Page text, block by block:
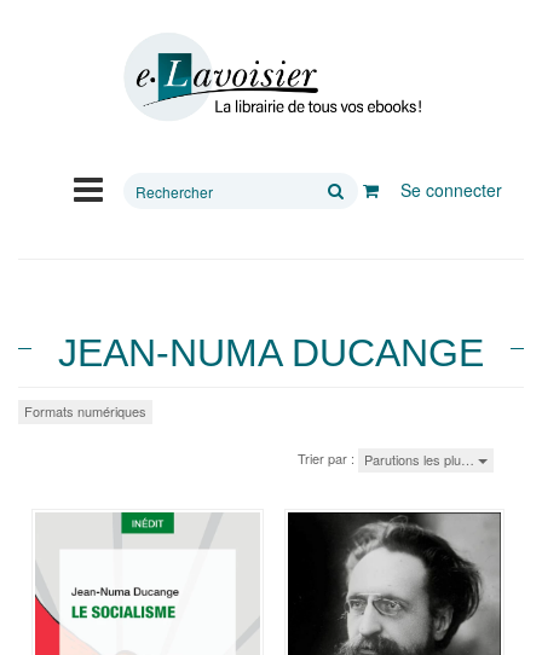
Rechercher
Se connecter
JEAN-NUMA DUCANGE
Formats numériques
Trier par : Parutions les plu…